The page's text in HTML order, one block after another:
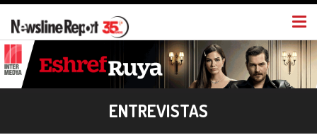
ENTREVISTAS